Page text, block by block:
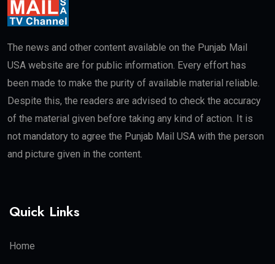
The news and other content available on the Punjab Mail
USA website are for public information. Every effort has
been made to make the purity of available material reliable.
Despite this, the readers are advised to check the accuracy
of the material given before taking any kind of action. It is
not mandatory to agree the Punjab Mail USA with the person
and picture given in the content.
Quick Links
Home